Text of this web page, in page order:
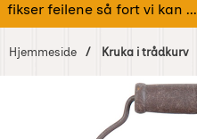
fikser feilene så fort vi kan ...
Hjemmeside Kruka i trådkurv